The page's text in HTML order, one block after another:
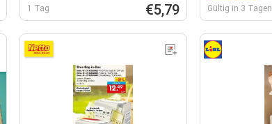
1 Tag €5,79 Gültig in 3 Tagen